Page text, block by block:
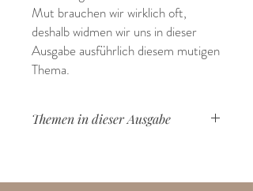
Mut brauchen wir wirklich oft,
deshalb widmen wir uns in dieser
Ausgabe ausführlich diesem mutigen
Thema.
Themen in dieser Ausgabe
Pflegekind